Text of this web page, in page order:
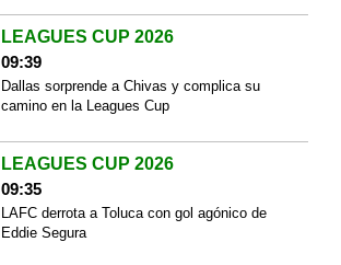
LEAGUES CUP 2026
09:39
Dallas sorprende a Chivas y complica su
camino en la Leagues Cup
LEAGUES CUP 2026
09:35
LAFC derrota a Toluca con gol agónico de
Eddie Segura